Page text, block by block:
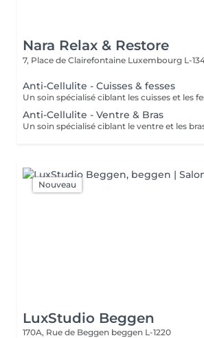
Nara Relax & Restore
7, Place de Clairefontaine Luxembourg L-
Anti-Cellulite - Cuisses & fesses
Anti-Cellulite - Ventre & Bras
Nouveau
LuxStudio Beggen
170A, Rue de Beggen beggen L-1220